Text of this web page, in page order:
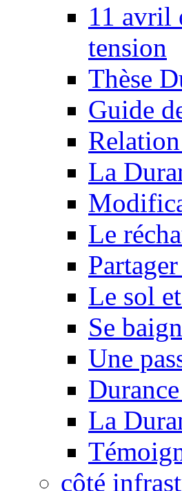
11 avril
tension
Thèse
Guide
La
Le
Le sol
Se
Une
La
côté